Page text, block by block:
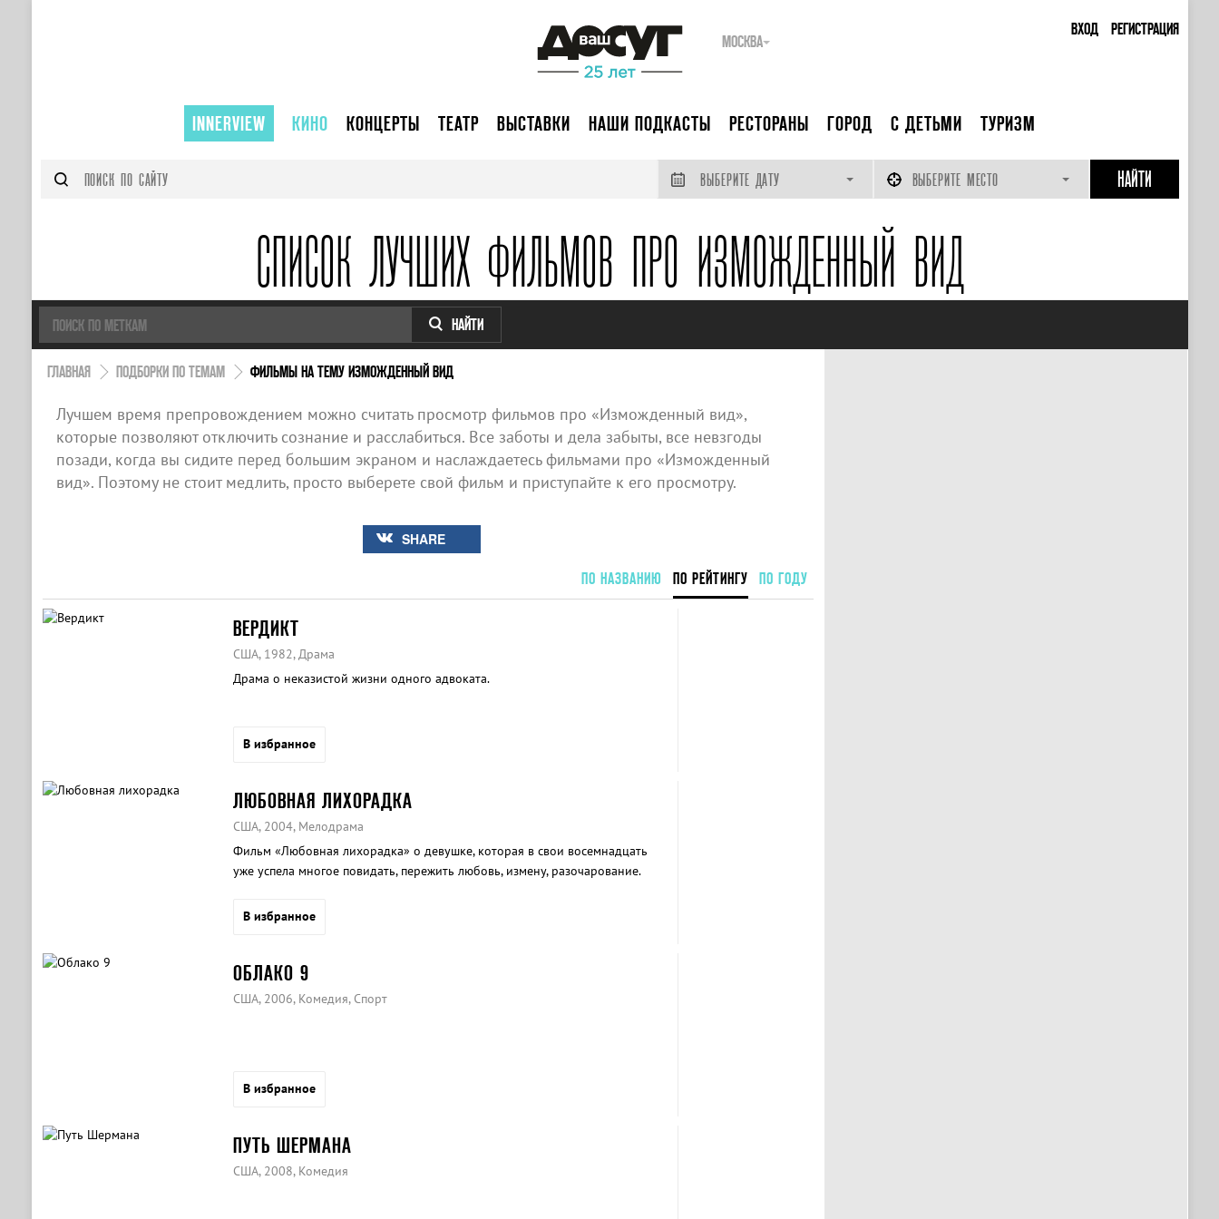
ВХОД РЕГИСТРАЦИЯ
МОСКВА
INNERVIEW КИНО КОНЦЕРТЫ ТЕАТР ВЫСТАВКИ НАШИ ПОДКАСТЫ РЕСТОРАНЫ ГОРОД С ДЕТЬМИ ТУРИЗМ
ВЫБЕРИТЕ ДАТУ ВЫБЕРИТЕ МЕСТО
СПИСОК ЛУЧШИХ ФИЛЬМОВ ПРО ИЗМОЖДЕННЫЙ ВИД
НАЙТИ
ГЛАВНАЯ ПОДБОРКИ ПО ТЕМАМ ФИЛЬМЫ НА ТЕМУ ИЗМОЖДЕННЫЙ ВИД
Лучшем время препровождением можно считать просмотр фильмов про «Изможденный вид»,
которые позволяют отключить сознание и расслабиться. Все заботы и дела забыты, все невзгоды
позади, когда вы сидите перед большим экраном и наслаждаетесь фильмами про «Изможденный
вид». Поэтому не стоит медлить, просто выберете свой фильм и приступайте к его просмотру.
SHARE
ПО НАЗВАНИЮ ПО РЕЙТИНГУ ПО ГОДУ
ВЕРДИКТ
США, 1982, Драма
Драма о неказистой жизни одного адвоката.
В избранное
ЛЮБОВНАЯ ЛИХОРАДКА
США, 2004, Мелодрама
Фильм «Любовная лихорадка» о девушке, которая в свои восемнадцать
уже успела многое повидать, пережить любовь, измену, разочарование.
В избранное
ОБЛАКО 9
США, 2006, Комедия, Спорт
В избранное
ПУТЬ ШЕРМАНА
США, 2008, Комедия